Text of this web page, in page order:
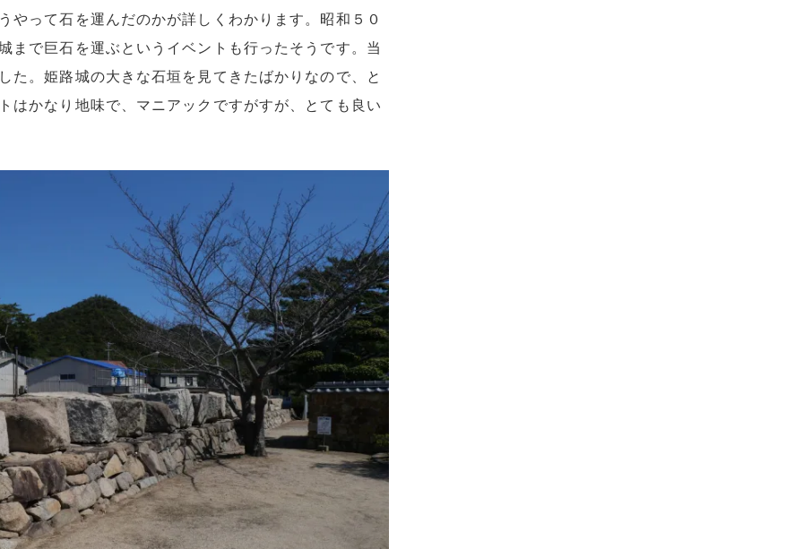
って石を運んだのかが詳しくわかります。昭和５０
まで巨石を運ぶというイベントも行ったそうです。当
た。姫路城の大きな石垣を見てきたばかりなので、と
はかなり地味で、マニアックですがすが、とても良い